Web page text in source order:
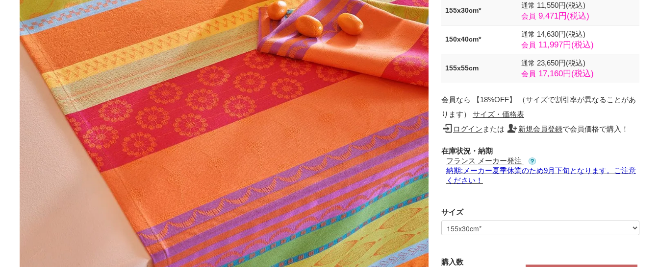
155x30cm*
通常 11,550円(税込)
会員 9,471円(税込)
150x40cm*
通常 14,630円(税込)
会員 11,997円(税込)
155x55cm
通常 23,650円(税込)
会員 17,160円(税込)
会員なら 【18%OFF】 （サイズで割引率が異なることがあ
ります） サイズ・価格表
ログイン または 新規会員登録で会員価格で購入！
在庫状況・納期
フランス メーカー発注
納期:メーカー夏季休業のため9月下旬となります。ご注意
ください！
サイズ
購入数